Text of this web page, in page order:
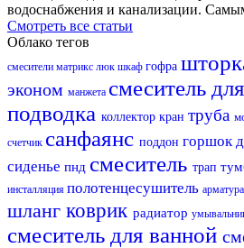
водоснабжения и канализации.
Смотреть все статьи
Облако тегов
смесители матрикс люк шкаф гофра
эконом манжета смеситель
подводка коллектор кран труба
счетчик санфаянс поддон горшок
сиденье пнд смеситель трап
инсталляция полотенцесушитель арматура
шланг коврик радиатор
смеситель для ванной